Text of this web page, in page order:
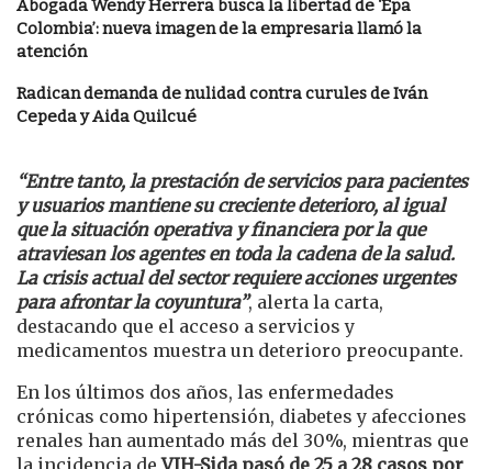
Abogada Wendy Herrera busca la libertad de ‘Epa
Colombia’: nueva imagen de la empresaria llamó la
atención
Radican demanda de nulidad contra curules de Iván
Cepeda y Aida Quilcué
“Entre tanto, la prestación de servicios para pacientes
y usuarios mantiene su creciente deterioro, al igual
que la situación operativa y financiera por la que
atraviesan los agentes en toda la cadena de la salud.
La crisis actual del sector requiere acciones urgentes
para afrontar la coyuntura”, alerta la carta,
destacando que el acceso a servicios y
medicamentos muestra un deterioro preocupante.
En los últimos dos años, las enfermedades
crónicas como hipertensión, diabetes y afecciones
renales han aumentado más del 30%, mientras que
la incidencia de VIH-Sida pasó de 25 a 28 casos por